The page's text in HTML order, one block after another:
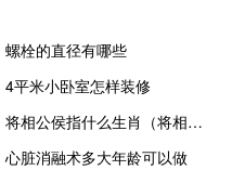
螺栓的直径有哪些
4平米小卧室怎样装修
将相公侯指什么生肖（将相公侯）
心脏消融术多大年龄可以做